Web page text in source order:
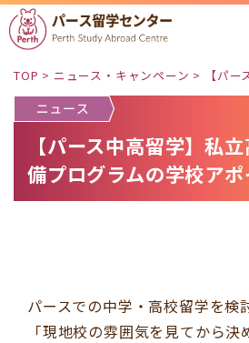
TOP > ニュース・キャンペーン > 【パース中高留
【パース中高留学】私
備プログラムの学校ア
パースでの中学・高校留学を検
「現地校の雰囲気を見てから